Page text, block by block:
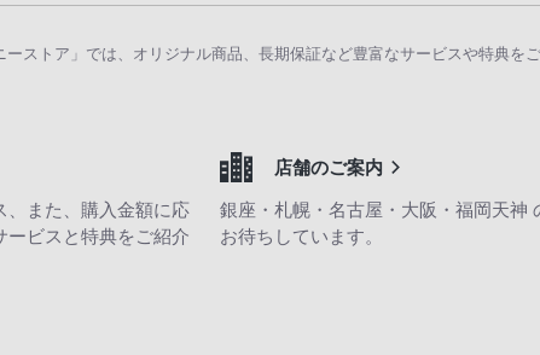
ーストア」では、オリジナル商品、長期保証など豊富なサービスや特典をご
、また、購入金額に応
ービスと特典をご紹介
店舗のご案内
銀座・札幌・名古屋・大阪・福岡天神
お待ちしています。